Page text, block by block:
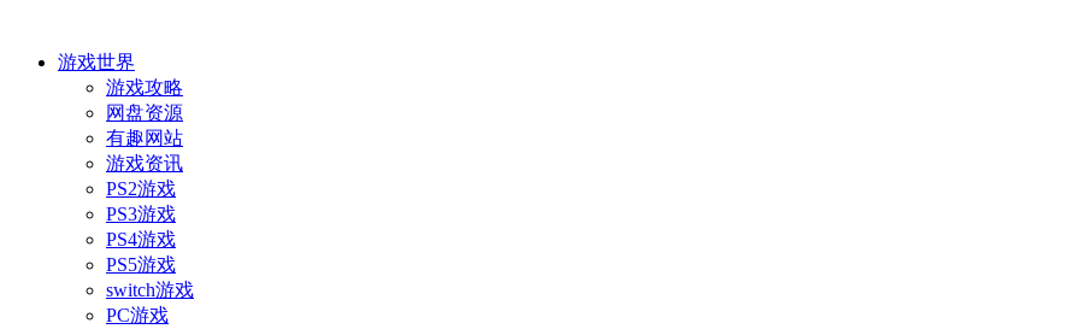
游戏世界
游戏攻略
网盘资源
有趣网站
游戏资讯
PS2游戏
PS3游戏
PS4游戏
PS5游戏
switch游戏
PC游戏